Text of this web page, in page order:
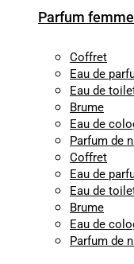
Parfum femme
Coffret
Eau de
Eau de
Brume
Eau de
Parfum de
Coffret
Eau de
Eau de
Brume
Eau de
Parfum de